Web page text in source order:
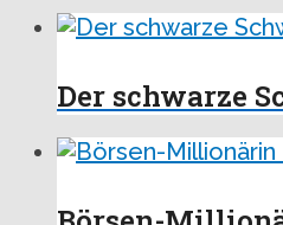
Der schwarze